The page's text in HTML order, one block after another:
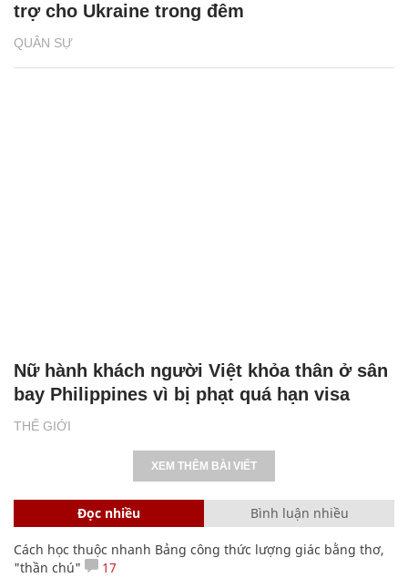
QUÂN SỰ
trợ cho Ukraine trong đêm
THẾ GIỚI
Nữ hành khách người Việt khỏa thân ở sân
bay Philippines vì bị phạt quá hạn visa
XEM THÊM BÀI VIẾT
Đọc nhiều Bình luận nhiều
Cách học thuộc nhanh Bảng công thức lượng giác bằng thơ,
"thần chú"
17